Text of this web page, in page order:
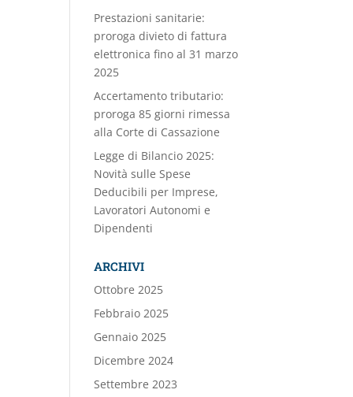
Prestazioni sanitarie:
proroga divieto di fattura
elettronica fino al 31 marzo
2025
Accertamento tributario:
proroga 85 giorni rimessa
alla Corte di Cassazione
Legge di Bilancio 2025:
Novità sulle Spese
Deducibili per Imprese,
Lavoratori Autonomi e
Dipendenti
ARCHIVI
Ottobre 2025
Febbraio 2025
Gennaio 2025
Dicembre 2024
Settembre 2023